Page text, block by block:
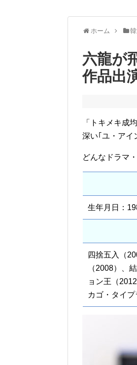
ホーム
六龍が
作品出
「トキメキ成
深い｢ユ・アイ
どんなドラマ
生年月日：
四捨五入（
（2008）、
ョン王（
カゴ・タイ